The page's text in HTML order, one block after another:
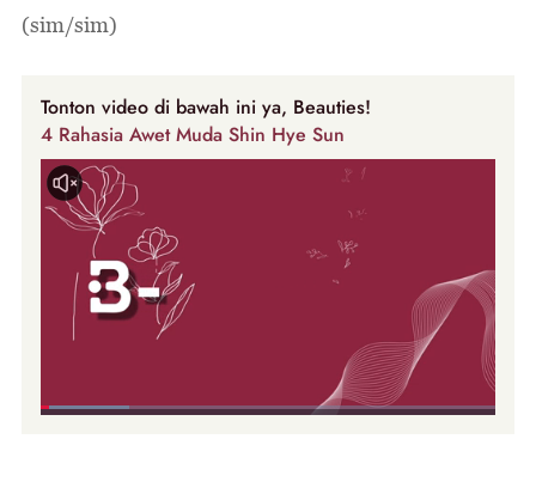
(sim/sim)
Tonton video di bawah ini ya, Beauties!
4 Rahasia Awet Muda Shin Hye Sun